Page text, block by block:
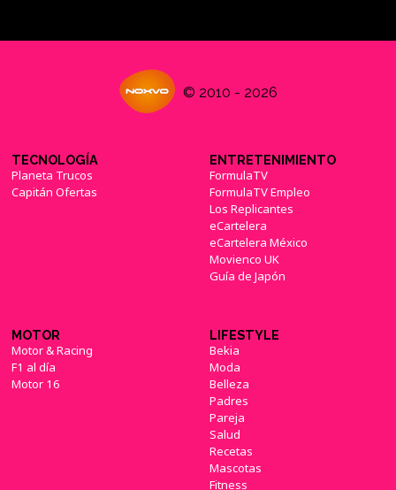
© 2010 - 2026
TECNOLOGÍA
Planeta Trucos
Capitán Ofertas
ENTRETENIMIENTO
FormulaTV
FormulaTV Empleo
Los Replicantes
eCartelera
eCartelera México
Movienco UK
Guía de Japón
MOTOR
Motor & Racing
F1 al día
Motor 16
LIFESTYLE
Bekia
Moda
Belleza
Padres
Pareja
Salud
Recetas
Mascotas
Fitness